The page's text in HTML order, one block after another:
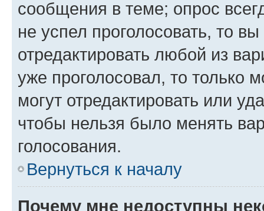
сообщения в теме; опрос
не успел проголосовать, то
отредактировать любой из
уже проголосовал, то только
могут отредактировать или
чтобы нельзя было менять
голосования.
Вернуться к началу
Почему мне недоступны